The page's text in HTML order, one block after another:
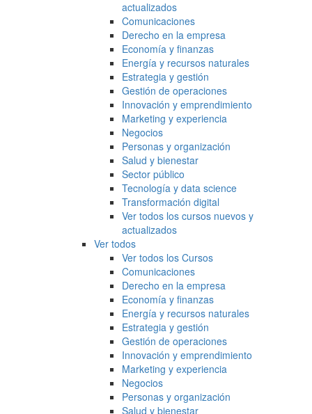
actualizados
Comunicaciones
Derecho en la empresa
Economía y finanzas
Energía y recursos naturales
Estrategia y gestión
Gestión de operaciones
Innovación y emprendimiento
Marketing y experiencia
Negocios
Personas y organización
Salud y bienestar
Sector público
Tecnología y data science
Transformación digital
Ver todos los cursos nuevos y
actualizados
Ver todos
Ver todos los Cursos
Comunicaciones
Derecho en la empresa
Economía y finanzas
Energía y recursos naturales
Estrategia y gestión
Gestión de operaciones
Innovación y emprendimiento
Marketing y experiencia
Negocios
Personas y organización
Salud y bienestar